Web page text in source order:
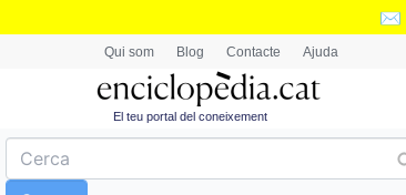
✉️
Qui som Blog Contacte Ajuda
El teu portal del coneixement